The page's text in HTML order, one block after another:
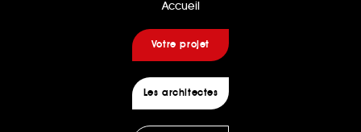
Accueil
Votre projet
Les architectes